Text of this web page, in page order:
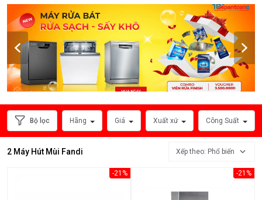
Cổ
Điển
Máy
Mùi
Âm
Tủ
Máy
Bộ lọc Hãng Giá Xuất xứ Công Suất
2 Máy Hút Mùi Fandi Xếp theo: Phổ biến
-21% -21%